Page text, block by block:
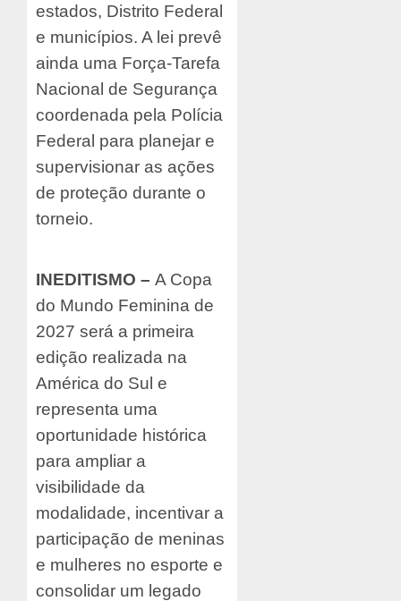
estados, Distrito Federal
e municípios. A lei prevê
ainda uma Força-Tarefa
Nacional de Segurança
coordenada pela Polícia
Federal para planejar e
supervisionar as ações
de proteção durante o
torneio.
INEDITISMO – A Copa
do Mundo Feminina de
2027 será a primeira
edição realizada na
América do Sul e
representa uma
oportunidade histórica
para ampliar a
visibilidade da
modalidade, incentivar a
participação de meninas
e mulheres no esporte e
consolidar um legado